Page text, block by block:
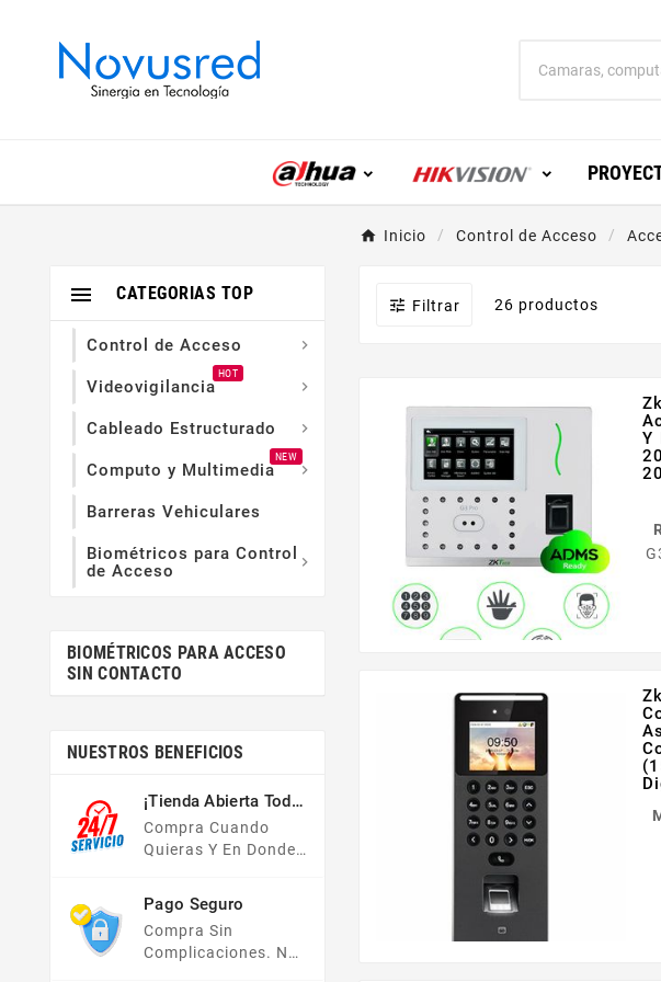
Inicio Control de Acceso
CATEGORIAS TOP

Control de Acceso 
Videovigilancia
HOT

Cableado Estructurado 
Computo y Multimedia
NEW

Barreras Vehiculares
Biométricos para Control
de Acceso

BIOMÉTRICOS PARA ACCESO
SIN CONTACTO
NUESTROS BENEFICIOS
¡Tienda Abierta Todo
El Año!
Compra Cuando
Quieras Y En Donde
Tienda En Línea Está
Disponible Las 24
Hrs Del Día, Los 7
Días De La Semana.
Pago Seguro
Compra Sin
Complicaciones. No
 Filtrar 26 productos
Y